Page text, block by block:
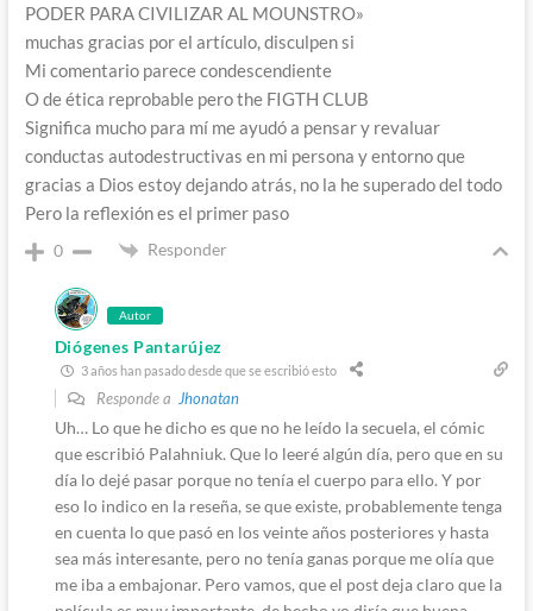
PODER PARA CIVILIZAR AL MOUNSTRO»
muchas gracias por el artículo, disculpen si
Mi comentario parece condescendiente
O de ética reprobable pero the FIGTH CLUB
Significa mucho para mí me ayudó a pensar y revaluar
conductas autodestructivas en mi persona y entorno que
gracias a Dios estoy dejando atrás, no la he superado del todo
Pero la reflexión es el primer paso
0 Responder
Autor
Diógenes Pantarújez
3 años han pasado desde que se escribió esto
Responde a Jhonatan
Uh… Lo que he dicho es que no he leído la secuela, el cómic
que escribió Palahniuk. Que lo leeré algún día, pero que en su
día lo dejé pasar porque no tenía el cuerpo para ello. Y por
eso lo indico en la reseña, se que existe, probablemente tenga
en cuenta lo que pasó en los veinte años posteriores y hasta
sea más interesante, pero no tenía ganas porque me olía que
me iba a embajonar. Pero vamos, que el post deja claro que la